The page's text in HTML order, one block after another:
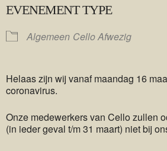
EVENEMENT TYPE
Algemeen Cello Afwezig
Helaas zijn wij vanaf maandag 16
coronavirus.
Onze medewerkers van Cello zullen
(in ieder geval t/m 31 maart) niet bij